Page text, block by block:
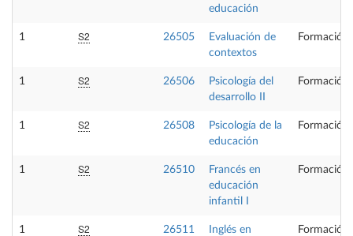
educación
1 S2 26505
Evaluación de
contextos
Formación
1 S2 26506
Psicología del
desarrollo II
Formación
1 S2 26508
Psicología de la
educación
Formación
1 S2 26510
Francés en
educación
infantil I
Formación
1 S2 26511
Inglés en
Formación